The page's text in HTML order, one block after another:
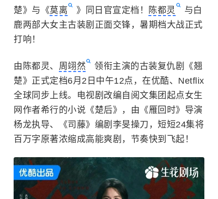
楚》与《莫离 》同日官宣定档！ 陈都灵
与白
鹿两部大女主古装剧正面交锋，暑期档大战正式
打响！
由陈都灵、 周翊然
领衔主演的古装复仇剧《翘
楚》正式定档6月2日中午12点，在优酷、Netflix
全球同步上线。电视剧改编自阅文集团起点女生
网作者希行的小说《楚后》，由《雁回时》导演
杨龙执导、《司藤》编剧李旻操刀，短短24集将
百万字原著浓缩成高能爽剧，节奏快到飞起！